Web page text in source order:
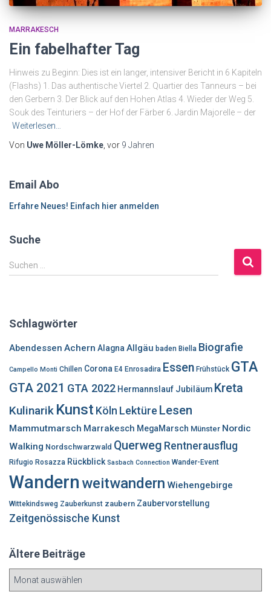
MARRAKESCH
Ein fabelhafter Tag
Hinweis zu Beginn: Dies ist ein langer, intensiver Bericht in 6 Kapiteln
(Flashs) 1. Das authentische Viertel 2. Quartier des Tanneurs – bei
den Gerbern 3. Der Blick auf den Hohen Atlas 4. Wieder der Weg 5.
Souk des Teinturiers – der Hof der Färber 6. Jardin Majorelle – der
Weiterlesen…
Von Uwe Möller-Lömke, vor 9 Jahren
Email Abo
Erfahre Neues! Einfach hier anmelden
Suche
S
u
n
a
c
:
Suchen …
Schlagwörter
Abendessen Achern AlagnaAllgäu baden Biella Biografie
Campello Monti Chillen Corona E4 Enrosadira Essen Frühstück GTA
GTA 2021 GTA 2022 Hermannslauf Jubiläum Kreta
Kulinarik Kunst Köln LektüreLesen
Mammutmarsch Marrakesch MegaMarsch Münster Nordic
Walking Nordschwarzwald Querweg Rentnerausflug
Rifugio Rosazza Rückblick Sasbach Connection Wander-Event
Wandern weitwandern Wiehengebirge
Wittekindsweg Zauberkunst zaubern Zaubervorstellung
Zeitgenössische Kunst
Ältere Beiträge